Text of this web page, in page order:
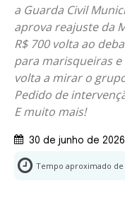
a Guarda Civil
aprova reajuste da
R$ 700 volta ao
para marisqueiras e
volta a mirar o
Pedido de
E muito mais!
30 de junho de 2026
Tempo aproximado